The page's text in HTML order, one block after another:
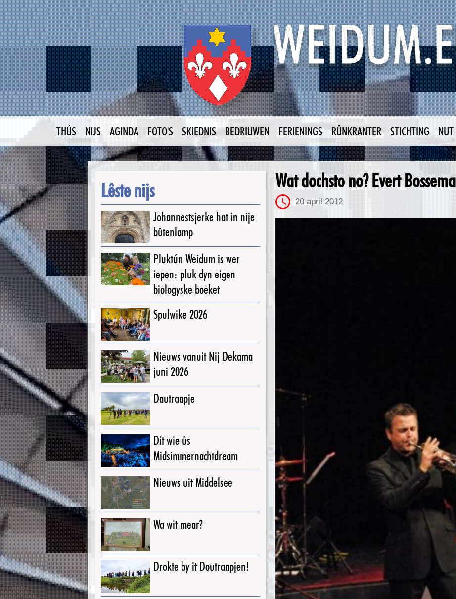
THÚS NIJS AGINDA FOTO'S SKIEDNIS BEDRIUWEN FERIENINGS RÛNKRANTER STICHTING NUT
Lêste nijs
Johannestsjerke hat in nije
bûtenlamp
Pluktún Weidum is wer
iepen: pluk dyn eigen
biologyske boeket
Spulwike 2026
Nieuws vanuit Nij Dekama
juni 2026
Dautraapje
Dít wie ús
Midsimmernachtdream
Nieuws uit Middelsee
Wa wit mear?
Drokte by it Doutraapjen!
Wat dochsto no? Evert Bossema
20 april 2012